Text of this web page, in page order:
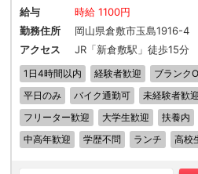
給与
時給 1100円
勤務住所
岡山県倉敷市玉島1916-4
アクセス
JR「新倉敷駅」徒歩15分
1日4時間以内 経験者歓迎 ブランク
平日のみ
バイク通勤可 未経験者歓迎
フリーター歓迎
大学生歓迎 扶養内
中高年歓迎
学歴不問 ランチ 高校